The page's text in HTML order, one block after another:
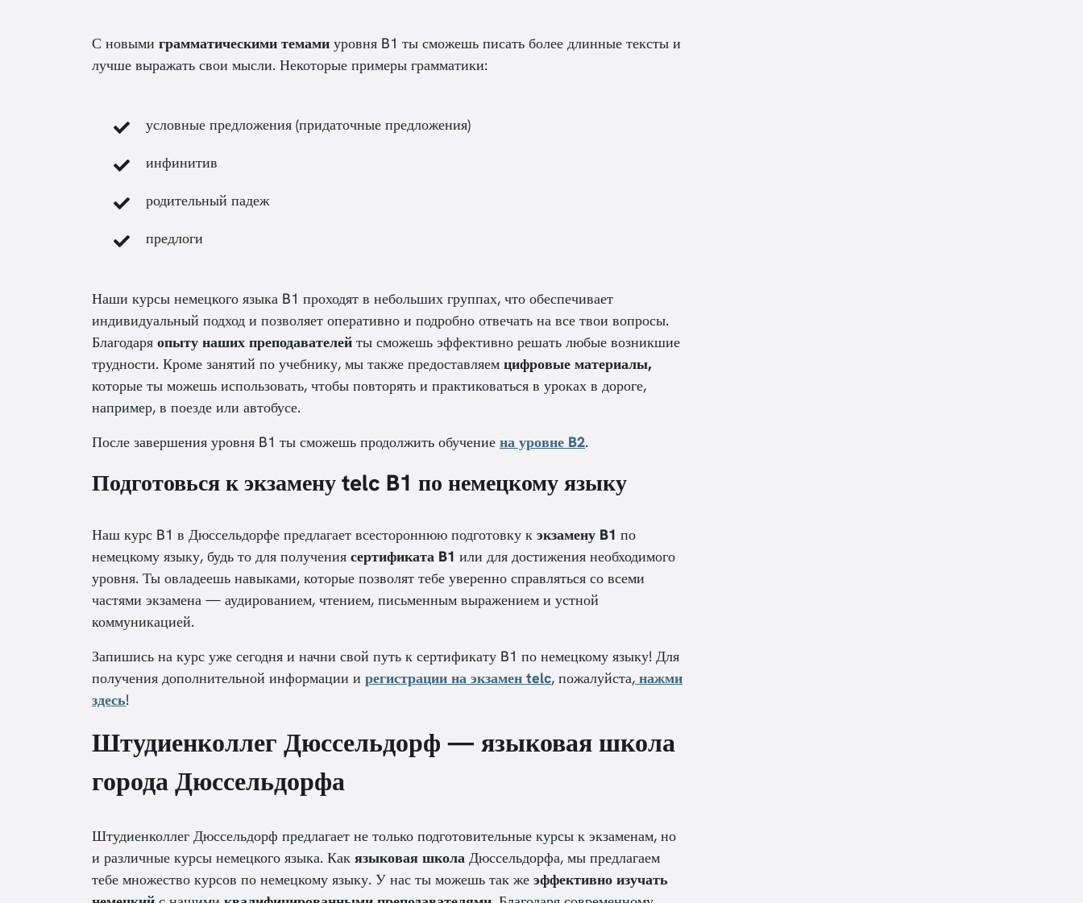
С новыми грамматическими темами уровня B1 ты сможешь писать более длинные тексты и
лучше выражать свои мысли. Некоторые примеры грамматики:
условные предложения (придаточные предложения)
инфинитив
родительный падеж
предлоги
Наши курсы немецкого языка B1 проходят в небольших группах, что обеспечивает
индивидуальный подход и позволяет оперативно и подробно отвечать на все твои вопросы.
Благодаря опыту наших преподавателей ты сможешь эффективно решать любые возникшие
трудности. Кроме занятий по учебнику, мы также предоставляем цифровые материалы,
которые ты можешь использовать, чтобы повторять и практиковаться в уроках в дороге,
например, в поезде или автобусе.
После завершения уровня B1 ты сможешь продолжить обучение на уровне B2.
Подготовься к экзамену telc B1 по немецкому языку
Наш курс B1 в Дюссельдорфе предлагает всестороннюю подготовку к экзамену B1 по
немецкому языку, будь то для получения сертификата B1 или для достижения необходимого
уровня. Ты овладеешь навыками, которые позволят тебе уверенно справляться со всеми
частями экзамена — аудированием, чтением, письменным выражением и устной
коммуникацией.
Запишись на курс уже сегодня и начни свой путь к сертификату B1 по немецкому языку! Для
получения дополнительной информации и регистрации на экзамен telc, пожалуйста, нажми
здесь!
Штудиенколлег Дюссельдорф — языковая школа
города Дюссельдорфа
Штудиенколлег Дюссельдорф предлагает не только подготовительные курсы к экзаменам, но
и различные курсы немецкого языка. Как языковая школа Дюссельдорфа, мы предлагаем
тебе множество курсов по немецкому языку. У нас ты можешь так же эффективно изучать